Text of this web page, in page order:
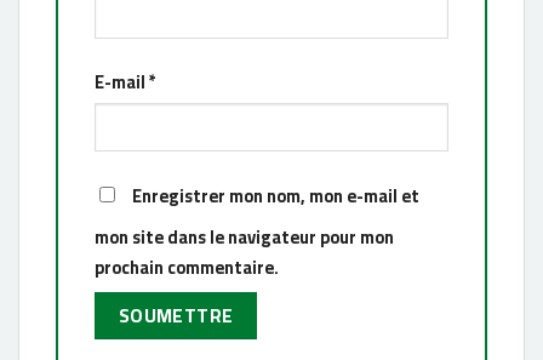
E-mail*
Enregistrer mon nom, mon e-mail et
mon site dans le navigateur pour mon
prochain commentaire.